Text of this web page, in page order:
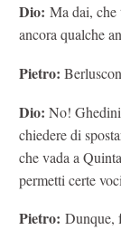
Dio: Ma dai, che
ancora qualche
Pietro:
Dio: No!
chiedere di
che vada a
permetti certe
Pietro: Dunque,